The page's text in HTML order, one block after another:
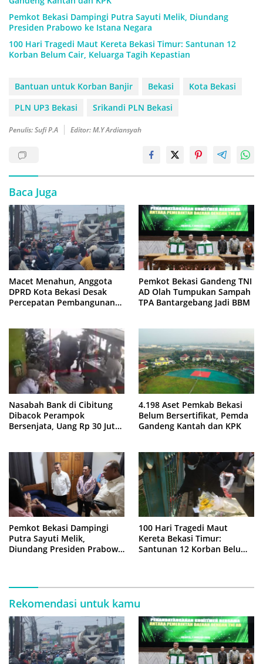
Pemkot Bekasi Dampingi Putra Sayuti Melik, Diundang
Presiden Prabowo ke Istana Negara
100 Hari Tragedi Maut Kereta Bekasi Timur: Santunan 12
Korban Belum Cair, Keluarga Tagih Kepastian
Bantuan untuk Korban Banjir Bekasi
Kota Bekasi
PLN UP3 Bekasi
Srikandi PLN Bekasi
Penulis: Sufi P.A Editor: M.Y Ardiansyah
Baca Juga
Macet Menahun, Anggota
DPRD Kota Bekasi Desak
Percepatan Pembangunan
Pemkot Bekasi Gandeng TNI
AD Olah Tumpukan Sampah
TPA Bantargebang Jadi BBM
Nasabah Bank di Cibitung
Dibacok Perampok
Bersenjata, Uang Rp 30 Juta
4.198 Aset Pemkab Bekasi
Belum Bersertifikat, Pemda
Gandeng Kantah dan KPK
Pemkot Bekasi Dampingi
Putra Sayuti Melik,
Diundang Presiden Prabowo
100 Hari Tragedi Maut
Kereta Bekasi Timur:
Santunan 12 Korban Belum
Rekomendasi untuk kamu